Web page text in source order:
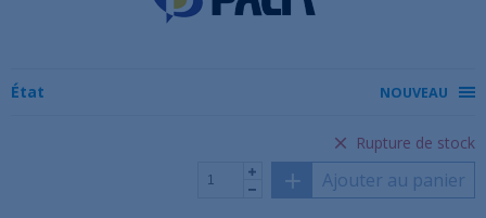
État NOUVEAU
Rupture de stock
Ajouter au panier